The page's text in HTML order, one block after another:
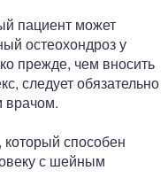
пациент может
остеохондроз у
прежде, чем вносить
следует обязательно
врачом.
способен
с шейным